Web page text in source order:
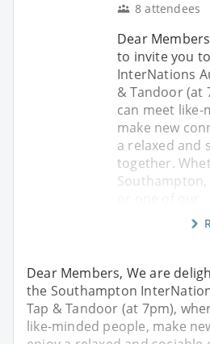
8 attendees
Dear
to invite you
InterNations
& Tandoor (at
can meet like-
make new
a relaxed and
together.
Dear Members, We are
the Southampton
Tap & Tandoor (at 7pm),
like-minded people, make